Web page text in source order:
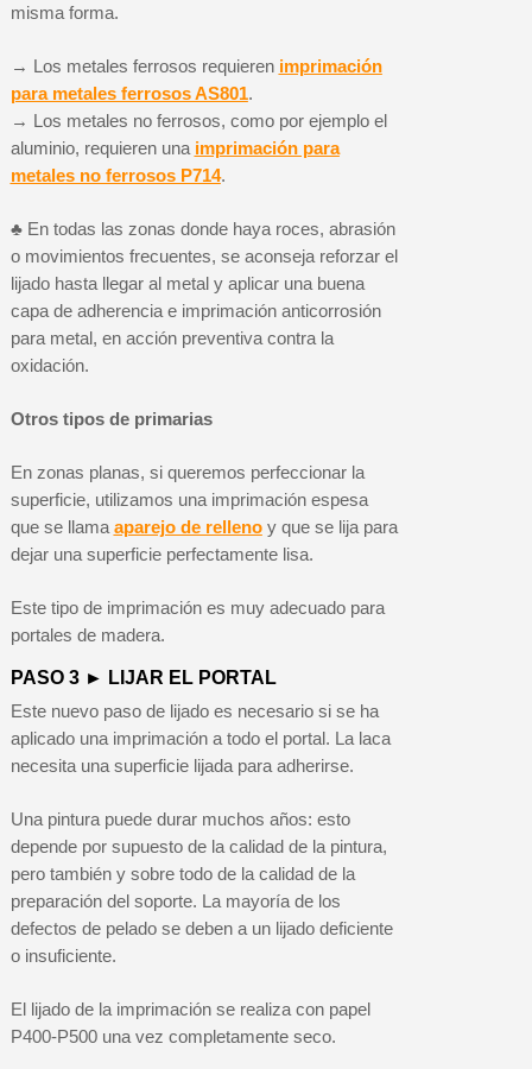
misma forma.
→ Los metales ferrosos requieren imprimación
para metales ferrosos AS801.
→ Los metales no ferrosos, como por ejemplo el
aluminio, requieren una imprimación para
metales no ferrosos P714.
♣ En todas las zonas donde haya roces, abrasión
o movimientos frecuentes, se aconseja reforzar el
lijado hasta llegar al metal y aplicar una buena
capa de adherencia e imprimación anticorrosión
para metal, en acción preventiva contra la
oxidación.
Otros tipos de primarias
En zonas planas, si queremos perfeccionar la
superficie, utilizamos una imprimación espesa
que se llama aparejo de rellenoy que se lija para
dejar una superficie perfectamente lisa.
Este tipo de imprimación es muy adecuado para
portales de madera.
PASO 3 ► LIJAR EL PORTAL
Este nuevo paso de lijado es necesario si se ha
aplicado una imprimación a todo el portal. La laca
necesita una superficie lijada para adherirse.
Una pintura puede durar muchos años: esto
depende por supuesto de la calidad de la pintura,
pero también y sobre todo de la calidad de la
preparación del soporte. La mayoría de los
defectos de pelado se deben a un lijado deficiente
o insuficiente.
El lijado de la imprimación se realiza con papel
P400-P500 una vez completamente seco.